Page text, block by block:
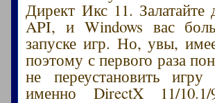
Директ Икс 11.
API, и Windows вас
запуске игр. Но, увы,
поэтому с первого раза
не переустановить
именно DirectX 11/10.1/